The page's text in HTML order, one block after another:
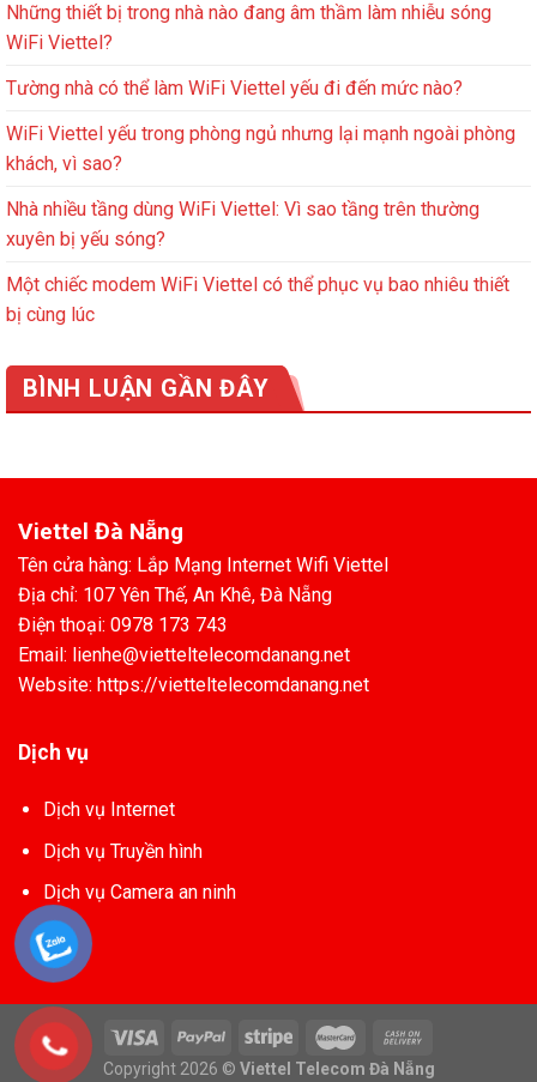
Những thiết bị trong nhà nào đang âm thầm làm nhiễu sóng
WiFi Viettel?
Tường nhà có thể làm WiFi Viettel yếu đi đến mức nào?
WiFi Viettel yếu trong phòng ngủ nhưng lại mạnh ngoài phòng
khách, vì sao?
Nhà nhiều tầng dùng WiFi Viettel: Vì sao tầng trên thường
xuyên bị yếu sóng?
Một chiếc modem WiFi Viettel có thể phục vụ bao nhiêu thiết
bị cùng lúc
BÌNH LUẬN GẦN ĐÂY
Viettel Đà Nẵng
Tên cửa hàng: Lắp Mạng Internet Wifi Viettel
Địa chỉ: 107 Yên Thế, An Khê, Đà Nẵng
Điện thoại: 0978 173 743
Email: lienhe@vietteltelecomdanang.net
Website: https://vietteltelecomdanang.net
Dịch vụ
Dịch vụ Internet
Dịch vụ Truyền hình
Dịch vụ Camera an ninh
Copyright 2026 © Viettel Telecom Đà Nẵng